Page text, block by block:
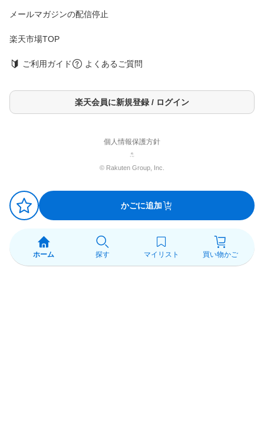
メールマガジンの配信停止
楽天市場TOP
ご利用ガイド よくあるご質問
楽天会員に新規登録 / ログイン
個人情報保護方針
© Rakuten Group, Inc.
かごに追加
ホーム 探す マイリスト 買い物かご